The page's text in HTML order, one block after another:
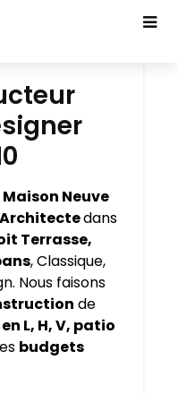
Neuve
Architectedans
Terrasse,
, Classique,
Nous faisons
de
en L, H, V, patio
budgets